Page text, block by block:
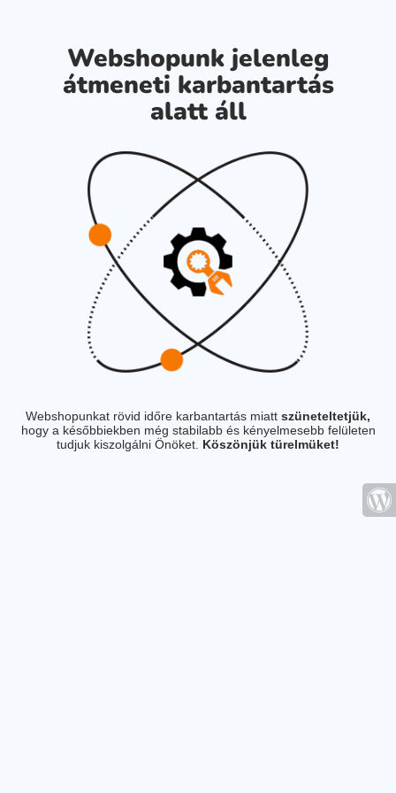
Webshopunk jelenleg
átmeneti karbantartás
alatt áll
Webshopunkat rövid időre karbantartás miatt szüneteltetjük,
hogy a későbbiekben még stabilabb és kényelmesebb felületen
tudjuk kiszolgálni Önöket. Köszönjük türelmüket!